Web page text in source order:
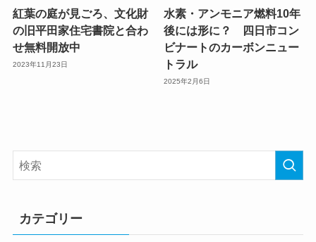
紅葉の庭が見ごろ、文化財
の旧平田家住宅書院と合わ
せ無料開放中
2023年11月23日
水素・アンモニア燃料10年
後には形に？ 四日市コン
ビナートのカーボンニュー
トラル
2025年2月6日
カテゴリー